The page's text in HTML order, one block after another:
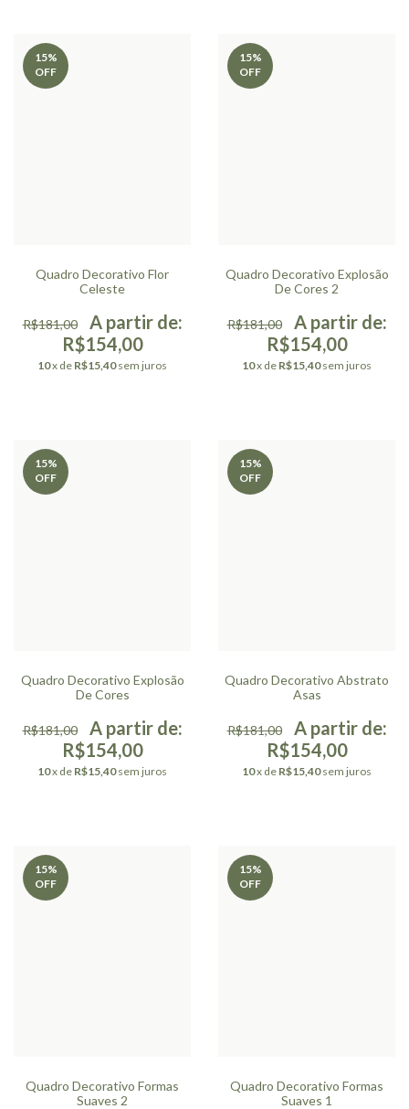
15%
OFF
Quadro Decorativo Flor
Celeste
R$181,00
R$154,00
10x de R$15,40 sem juros
15%
OFF
Quadro Decorativo Explosão
De Cores 2
R$181,00
R$154,00
10x de R$15,40 sem juros
15%
OFF
Quadro Decorativo Explosão
De Cores
R$181,00
R$154,00
10x de R$15,40 sem juros
15%
OFF
Quadro Decorativo Abstrato
Asas
R$181,00
R$154,00
10x de R$15,40 sem juros
15%
OFF
Quadro Decorativo Formas
Suaves 2
15%
OFF
Quadro Decorativo Formas
Suaves 1